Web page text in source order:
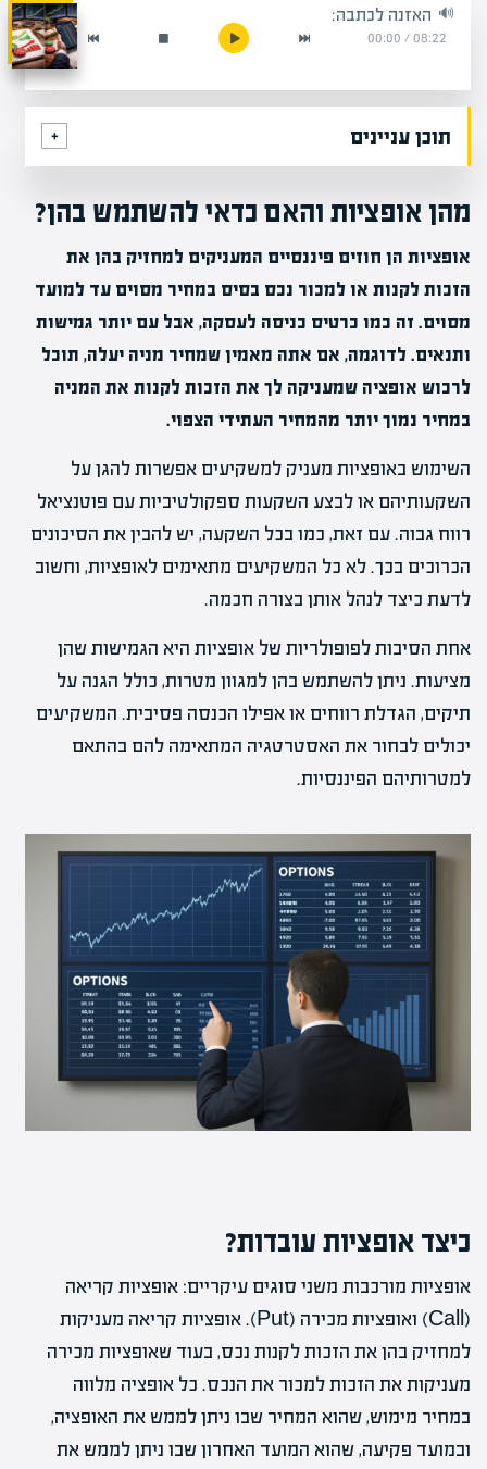
האזנה לכתבה:
08:22
/
00:00
תוכן עניינים
מהן אופציות והאם כדאי להשתמש בהן?
אופציות הן חוזים פיננסיים המעניקים למחזיק בהן את
הזכות לקנות או למכור נכס בסיס במחיר מסוים עד למועד
מסוים. זה כמו כרטיס כניסה לעסקה, אבל עם יותר גמישות
ותנאים. לדוגמה, אם אתה מאמין שמחיר מניה יעלה, תוכל
לרכוש אופציה שמעניקה לך את הזכות לקנות את המניה
במחיר נמוך יותר מהמחיר העתידי הצפוי.
השימוש באופציות מעניק למשקיעים אפשרות להגן על
השקעותיהם או לבצע השקעות ספקולטיביות עם פוטנציאל
רווח גבוה. עם זאת, כמו בכל השקעה, יש להבין את הסיכונים
הכרוכים בכך. לא כל המשקיעים מתאימים לאופציות, וחשוב
לדעת כיצד לנהל אותן בצורה חכמה.
אחת הסיבות לפופולריות של אופציות היא הגמישות שהן
מציעות. ניתן להשתמש בהן למגוון מטרות, כולל הגנה על
תיקים, הגדלת רווחים או אפילו הכנסה פסיבית. המשקיעים
יכולים לבחור את האסטרטגיה המתאימה להם בהתאם
למטרותיהם הפיננסיות.
כיצד אופציות עובדות?
אופציות מורכבות משני סוגים עיקריים: אופציות קריאה
(Call) ואופציות מכירה (Put). אופציות קריאה מעניקות
למחזיק בהן את הזכות לקנות נכס, בעוד שאופציות מכירה
מעניקות את הזכות למכור את הנכס. כל אופציה מלווה
במחיר מימוש, שהוא המחיר שבו ניתן לממש את האופציה,
ובמועד פקיעה, שהוא המועד האחרון שבו ניתן לממש את